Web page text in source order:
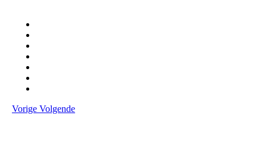
Vorige Volgende